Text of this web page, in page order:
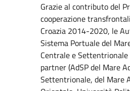
Grazie al contributo del
cooperazione
Croazia 2014-2020, le
Sistema Portuale del
Centrale e
partner (AdSP del Mare
Settentrionale, del Mare